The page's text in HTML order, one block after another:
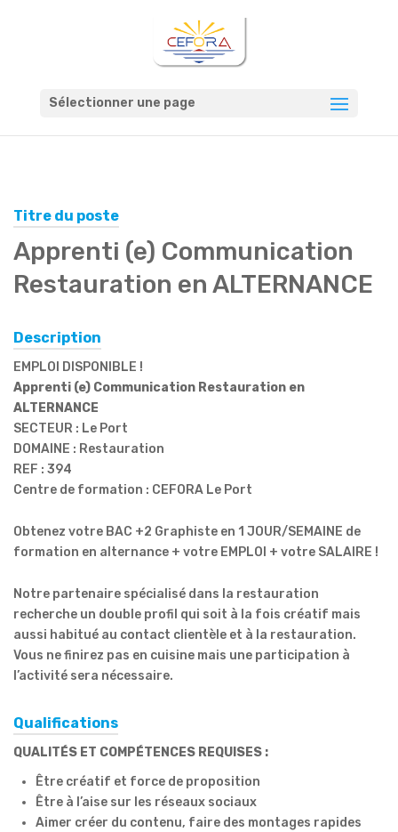
Sélectionner une page
Titre du poste
Apprenti (e) Communication
Restauration en ALTERNANCE
Description
EMPLOI DISPONIBLE !
Apprenti (e) Communication Restauration en
ALTERNANCE
SECTEUR : Le Port
DOMAINE : Restauration
REF : 394
Centre de formation : CEFORA Le Port
Obtenez votre BAC +2 Graphiste en 1 JOUR/SEMAINE de
formation en alternance + votre EMPLOI + votre SALAIRE !
Notre partenaire spécialisé dans la restauration
recherche un double profil qui soit à la fois créatif mais
aussi habitué au contact clientèle et à la restauration.
Vous ne finirez pas en cuisine mais une participation à
l’activité sera nécessaire.
Qualifications
QUALITÉS ET COMPÉTENCES REQUISES :
Être créatif et force de proposition
Être à l’aise sur les réseaux sociaux
Aimer créer du contenu, faire des montages rapides